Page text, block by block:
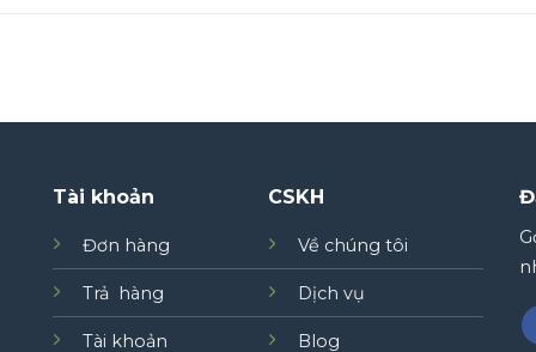
Tài khoản
Đơn hàng
Trả hàng
Tài khoản
CSKH
Về chúng tôi
Dịch vụ
Blog